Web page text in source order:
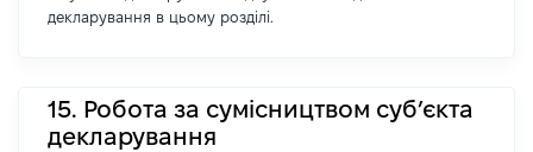
декларування в цьому розділі.
15. Робота за сумісництвом суб’єкта
декларування